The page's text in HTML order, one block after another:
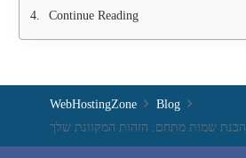
Continue Reading
WebHostingZone
Blog
הבנת שמות מתחם: הזהות המקוונת שלך